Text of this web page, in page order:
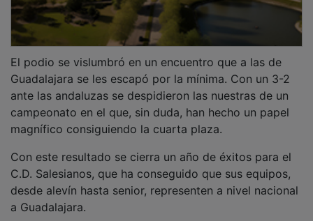
Guadalajara se les escapó por la mínima. Con un 3-2
ante las andaluzas se despidieron las nuestras de un
campeonato en el que, sin duda, han hecho un papel
magnífico consiguiendo la cuarta plaza.
C.D. Salesianos, que ha conseguido que sus equipos,
desde alevín hasta senior, representen a nivel nacional
a Guadalajara.